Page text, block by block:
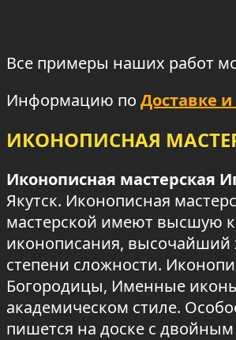
Все примеры наших работ
Информацию по Доставке
ИКОНОПИСНАЯ
Иконописная мастерская
Якутск. Иконописная
мастерской имеют высшую
иконописания, высочайший
степени сложности.
Богородицы, Именные
академическом стиле.
пишется на доске с